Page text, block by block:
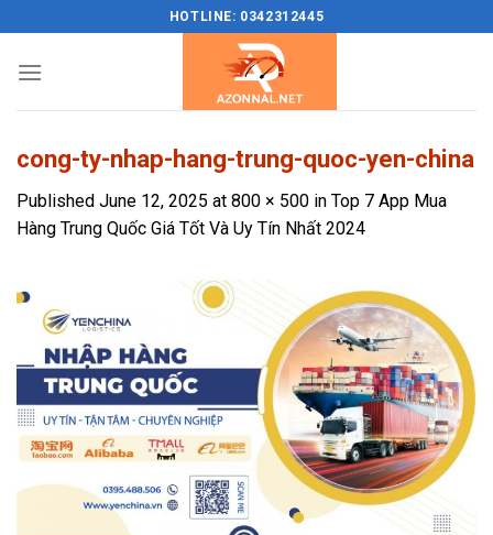
content
HOTLINE: 0342312445
cong-ty-nhap-hang-trung-quoc-yen-china
Published June 12, 2025 at 800 × 500 in Top 7 App Mua
Hàng Trung Quốc Giá Tốt Và Uy Tín Nhất 2024